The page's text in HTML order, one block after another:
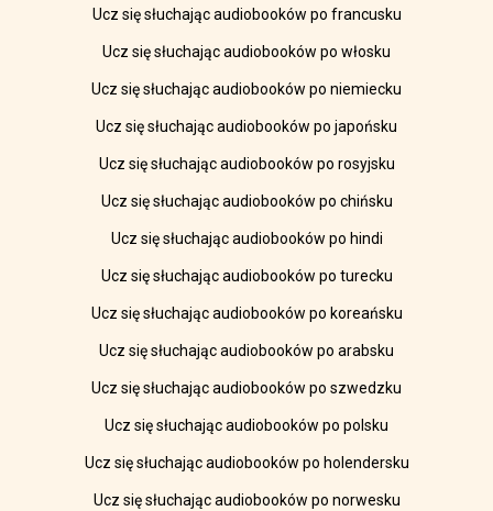
Ucz się słuchając audiobooków po francusku
Ucz się słuchając audiobooków po włosku
Ucz się słuchając audiobooków po niemiecku
Ucz się słuchając audiobooków po japońsku
Ucz się słuchając audiobooków po rosyjsku
Ucz się słuchając audiobooków po chińsku
Ucz się słuchając audiobooków po hindi
Ucz się słuchając audiobooków po turecku
Ucz się słuchając audiobooków po koreańsku
Ucz się słuchając audiobooków po arabsku
Ucz się słuchając audiobooków po szwedzku
Ucz się słuchając audiobooków po polsku
Ucz się słuchając audiobooków po holendersku
Ucz się słuchając audiobooków po norwesku